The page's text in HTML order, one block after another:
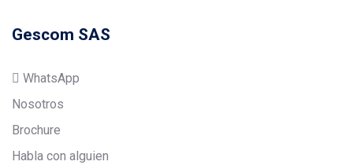
Gescom SAS
WhatsApp
Nosotros
Brochure
Habla con alguien